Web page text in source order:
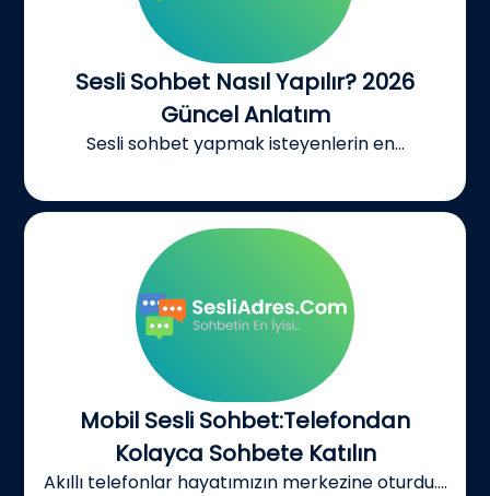
Sesli Sohbet Nasıl Yapılır? 2026
Güncel Anlatım
Sesli sohbet yapmak isteyenlerin en...
Mobil Sesli Sohbet:Telefondan
Kolayca Sohbete Katılın
Akıllı telefonlar hayatımızın merkezine oturdu....